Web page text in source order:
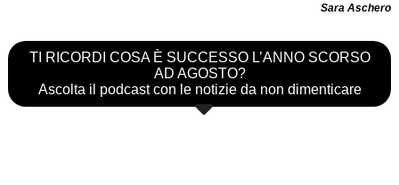
Sara Aschero
TI RICORDI COSA È SUCCESSO L’ANNO SCORSO
AD AGOSTO?
Ascolta il podcast con le notizie da non dimenticare